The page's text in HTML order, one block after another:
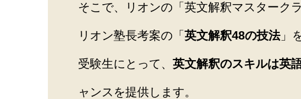
そこで、リオンの「英文解釈マスターク
リオン塾長考案の「 英文解釈48の技法」
受験生にとって、 英文解釈のスキルは英
ャンスを提供します。